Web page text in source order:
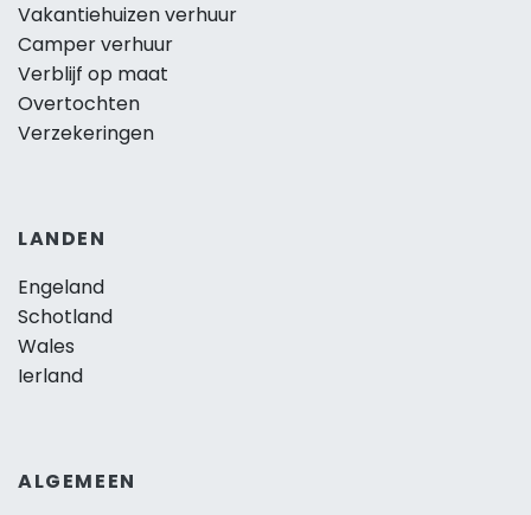
Vakantiehuizen verhuur
Camper verhuur
Verblijf op maat
Overtochten
Verzekeringen
LANDEN
Engeland
Schotland
Wales
Ierland
ALGEMEEN